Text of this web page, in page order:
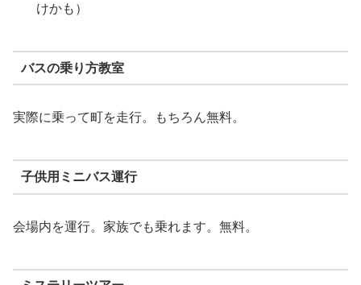
けかも）
バスの乗り方教室
実際に乗って町を走行。もちろん無料。
子供用ミニバス運行
会場内を運行。家族でも乗れます。無料。